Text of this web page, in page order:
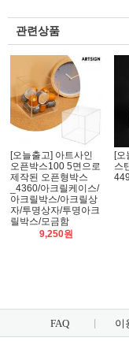
관련상품
[오늘출고] 아트사인
오픈박스100 5면으로
제작된 오픈형박스
_4360/아크릴케이스/
아크릴박스/아크릴상
자/투명상자/투명아크
릴박스/모금함
9,250원
[오
스
FAQ 이